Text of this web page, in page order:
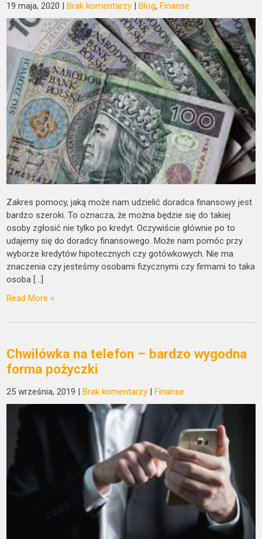
19 maja, 2020 Brak komentarzy Blog, Finanse
Zakres pomocy, jaką może nam udzielić doradca finansowy jest
bardzo szeroki. To oznacza, że można będzie się do takiej
osoby zgłosić nie tylko po kredyt. Oczywiście głównie po to
udajemy się do doradcy finansowego. Może nam pomóc przy
wyborze kredytów hipotecznych czy gotówkowych. Nie ma
znaczenia czy jesteśmy osobami fizycznymi czy firmami to taka
osoba […]
Read More »
Chwilówka na telefon – bardzo wygodna
forma pożyczki
25 września, 2019 |Brak komentarzy |Finanse